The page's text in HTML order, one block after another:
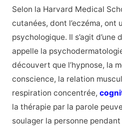
Selon la Harvard Medical
cutanées, dont l’eczéma, ont
psychologique. Il s’agit d’une
appelle la
découvert que l’hypnose, la
conscience, la relation
respiration concentrée,
la thérapie par la parole
soulager la personne